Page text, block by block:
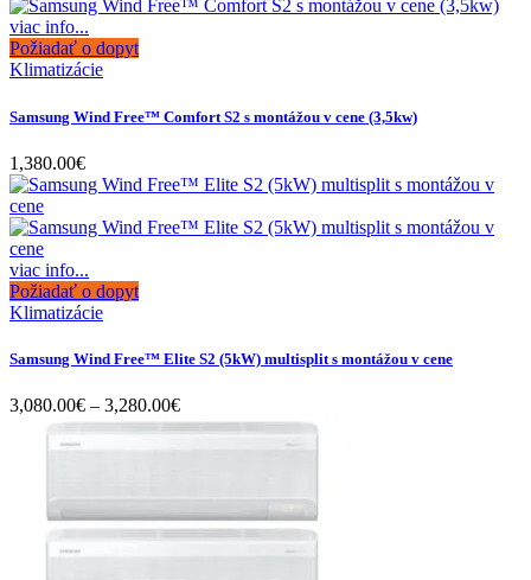
viac info...
Požiadať o dopyt
Klimatizácie
Samsung Wind Free™ Comfort S2 s montážou v cene (3,5kw)
1,380.00€
viac info...
Požiadať o dopyt
Klimatizácie
Samsung Wind Free™ Elite S2 (5kW) multisplit s montážou v cene
3,080.00€ – 3,280.00€Price
range: